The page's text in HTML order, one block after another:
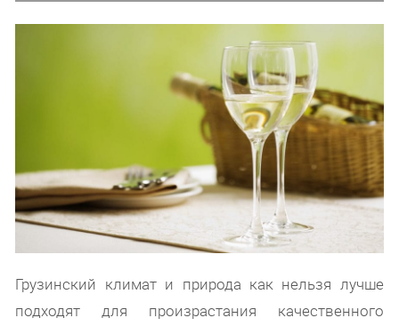
Грузинский климат и природа как нельзя лучше
подходят для произрастания качественного